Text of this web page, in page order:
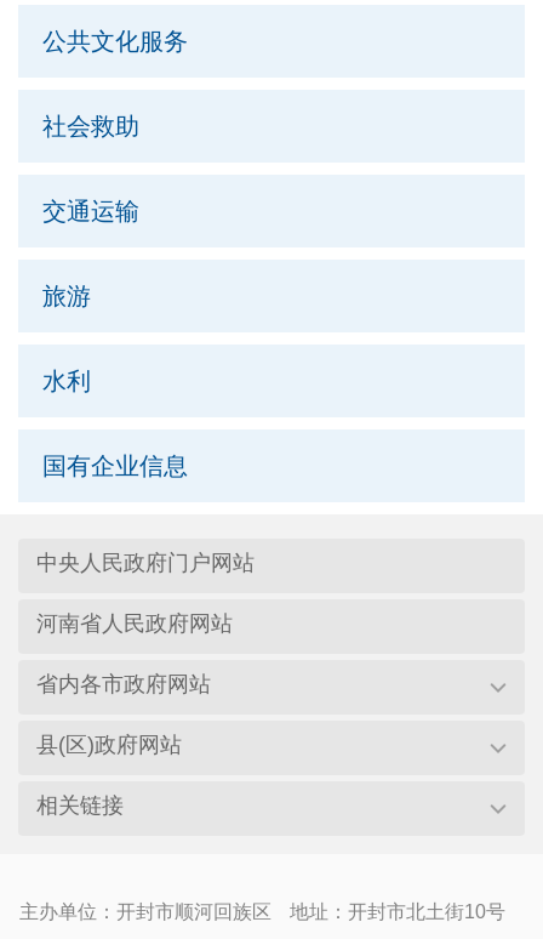
公共文化服务
社会救助
交通运输
旅游
水利
国有企业信息
中央人民政府门户网站
河南省人民政府网站
省内各市政府网站
县(区)政府网站
相关链接
主办单位：开封市顺河回族区 地址：开封市北土街10号